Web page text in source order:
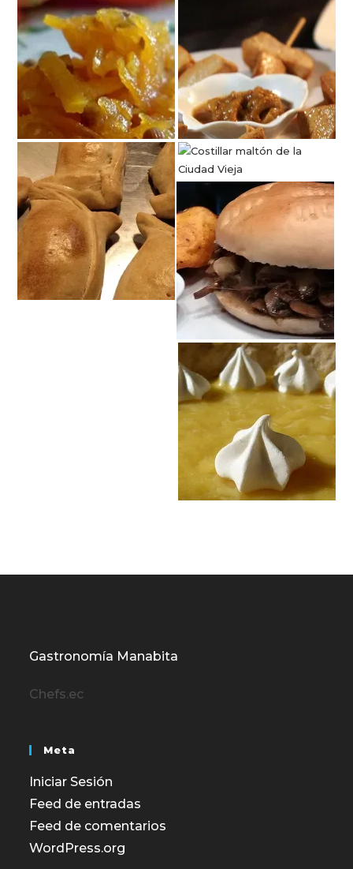
Gastronomía Manabita
Chefs.ec
Meta
Iniciar Sesión
Feed de entradas
Feed de comentarios
WordPress.org